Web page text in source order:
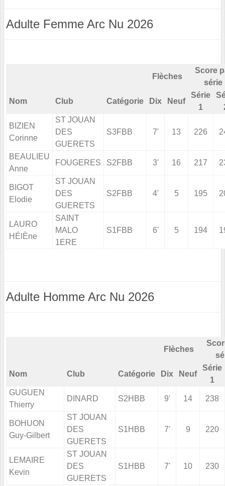
Adulte Femme Arc Nu 2026
Flèches
Score
série
Nom Club Catégorie Dix Neuf
Série
1
BIZIEN
Corinne
ST JOUAN
DES
GUERETS
S3FBB 7' 13 226
BEAULIEU
Anne
FOUGERES S2FBB 3' 16 217
BIGOT
Elodie
ST JOUAN
DES
GUERETS
S2FBB 4' 5 195
LAURO
HÉlÈne
SAINT
MALO
1ERE
S1FBB 6' 5 194
Adulte Homme Arc Nu 2026
Flèches
Nom Club Catégorie Dix Neuf
Série
1
GUGUEN
Thierry
DINARD S2HBB 9' 14 238
BOHUON
Guy-Gilbert
ST JOUAN
DES
GUERETS
S1HBB 7' 9 220
LEMAIRE
Kevin
ST JOUAN
DES
GUERETS
S1HBB 7' 10 230